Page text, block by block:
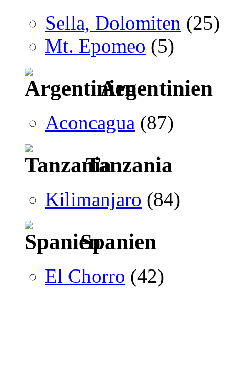
Sella, Dolomiten (25)
Mt. Epomeo (5)
Argentinien
Aconcagua (87)
Tanzania
Kilimanjaro (84)
Spanien
El Chorro (42)